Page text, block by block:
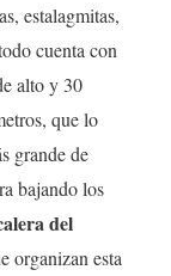
estalagmitas,
cuenta con
alto y 30
que lo
grande de
bajando los
del
organizan esta